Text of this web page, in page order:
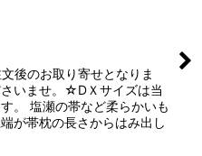
後のお取り寄せとなりま
いませ。☆DＸサイズは当
。 塩瀬の帯など柔らかいも
が帯枕の長さからはみ出し